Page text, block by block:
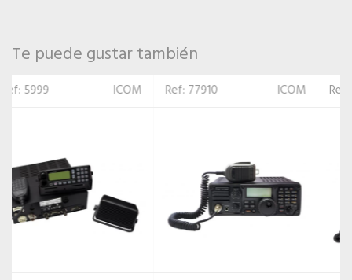
Te puede gustar también
Ref: 77910 ICOM Ref: 58391 YAESU